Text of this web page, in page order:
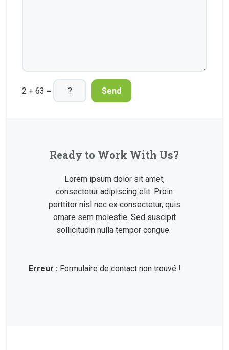
2 + 63 =
Ready to Work With Us?
Lorem ipsum dolor sit amet,
consectetur adipiscing elit. Proin
porttitor nisl nec ex consectetur, quis
ornare sem molestie. Sed suscipit
sollicitudin nulla tempor congue.
Erreur : Formulaire de contact non trouvé !